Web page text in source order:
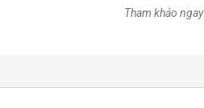
Tham khảo ngay